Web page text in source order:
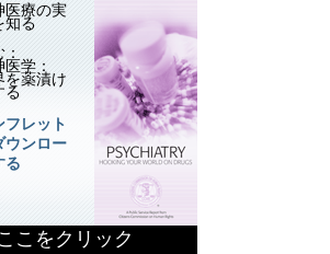
医療の実
知る
学：
を薬漬け
る
フレット
ウンロー
る
こをクリック